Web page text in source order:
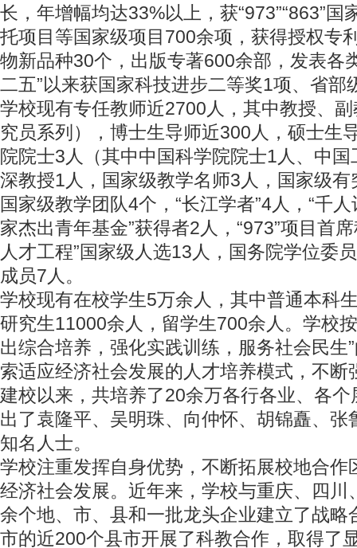
长，年增幅均达33%以上，获“973”“863”国
托项目等国家级项目700余项，获得授权专
物新品种30个，出版专著600余部，发表各
二五”以来获国家科技进步二等奖1项、省部
学校现有专任教师近2700人，其中教授、
究员系列），博士生导师近300人，硕士生
院院士3人（其中中国科学院院士1人、中
深教授1人，国家级教学名师3人，国家级
国家级教学团队4个，“长江学者”4人，“千
家杰出青年基金”获得者2人，“973”项目首
人才工程”国家级人选13人，国务院学位委
成员7人。
学校现有在校学生5万余人，其中普通本科
研究生11000余人，留学生700余人。学校
出综合培养，强化实践训练，服务社会民生
索适应经济社会发展的人才培养模式，不断
建校以来，共培养了20余万各行各业、各
出了袁隆平、吴明珠、向仲怀、胡锦矗、张
知名人士。
学校注重发挥自身优势，不断拓展校地合作
经济社会发展。近年来，学校与重庆、四川
余个地、市、县和一批龙头企业建立了战略
市的近200个县市开展了科教合作，取得了